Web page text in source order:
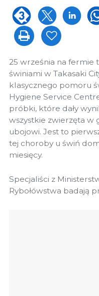
25 września na fermie
świniami w Takasaki
klasycznego pomoru
Hygiene Service
próbki, które dały
wszystkie zwierzęta w
ubojowi. Jest to
tej choroby u świń
miesięcy.
Specjaliści z
Rybołówstwa badają